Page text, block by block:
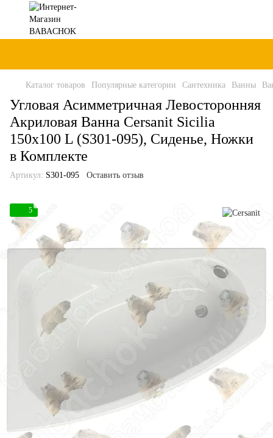
Каталог товаров Популярные категории Сантехника Ванны
Угловая Асимметричная Левосторонняя
Акриловая Ванна Cersanit Sicilia
150x100 L (S301-095), Сиденье, Ножки
в Комплекте
Артикул: S301-095 Оставить отзыв
5